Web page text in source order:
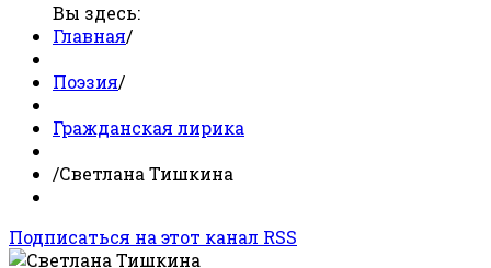
Вы здесь:
Главная/
Поэзия/
Гражданская лирика
/Светлана Тишкина
Подписаться на этот канал RSS